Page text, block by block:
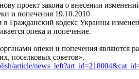
проект закона о внесении
и попечения 19.10.2010
в Гражданский кодекс Украины
опека и попечение.
опеки и попечения
поселковых советов».
article/